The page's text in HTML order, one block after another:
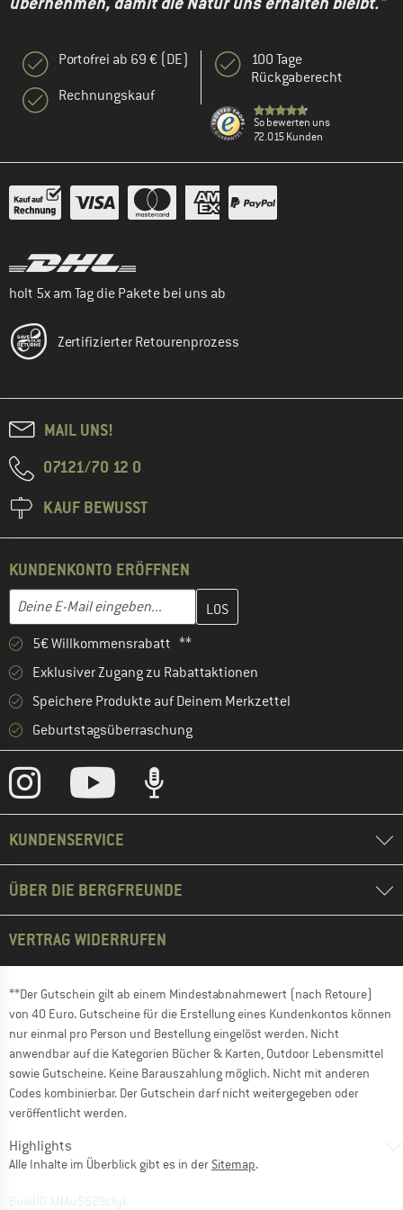
Portofrei ab 69 € (DE)
Rechnungskauf
100 Tage
Rückgaberecht
So bewerten uns
72.015 Kunden
holt 5x am Tag die Pakete bei uns ab
Zertifizierter Retourenprozess
MAIL UNS!
07121/70 12 0
KAUF BEWUSST
KUNDENKONTO ERÖFFNEN
E-Mail-Adresse
Gib hier deine E-Mail-Adresse ein und erstelle im nächsten
5€ Willkommensrabatt **
Exklusiver Zugang zu Rabattaktionen
Speichere Produkte auf Deinem Merkzettel
Geburtstagsüberraschung
KUNDENSERVICE
ÜBER DIE BERGFREUNDE
VERTRAG WIDERRUFEN
**Der Gutschein gilt ab einem Mindestabnahmewert (nach Retoure)
von 40 Euro. Gutscheine für die Erstellung eines Kundenkontos können
nur einmal pro Person und Bestellung eingelöst werden. Nicht
anwendbar auf die Kategorien Bücher & Karten, Outdoor Lebensmittel
sowie Gutscheine. Keine Barauszahlung möglich. Nicht mit anderen
Codes kombinierbar. Der Gutschein darf nicht weitergegeben oder
veröffentlicht werden.
Highlights
Alle Inhalte im Überblick gibt es in der Sitemap.